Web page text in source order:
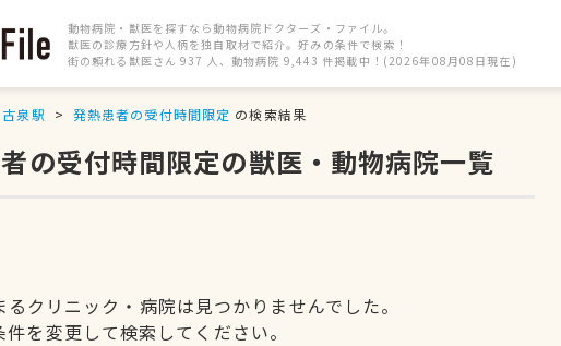
動物病院・獣医を探すなら動物病院ドクターズ・ファイル。
獣医の診療方針や人柄を独自取材で紹介。好みの条件で検索！
街の頼れる獣医さん 937 人、動物病院 9,443 件掲載中！(2026年08月08日現在)
古泉駅 発熱患者の受付時間限定 の検索結果
の受付時間限定の獣医・動物病院一覧
クリニック・病院は見つかりませんでした。
件を変更して検索してください。